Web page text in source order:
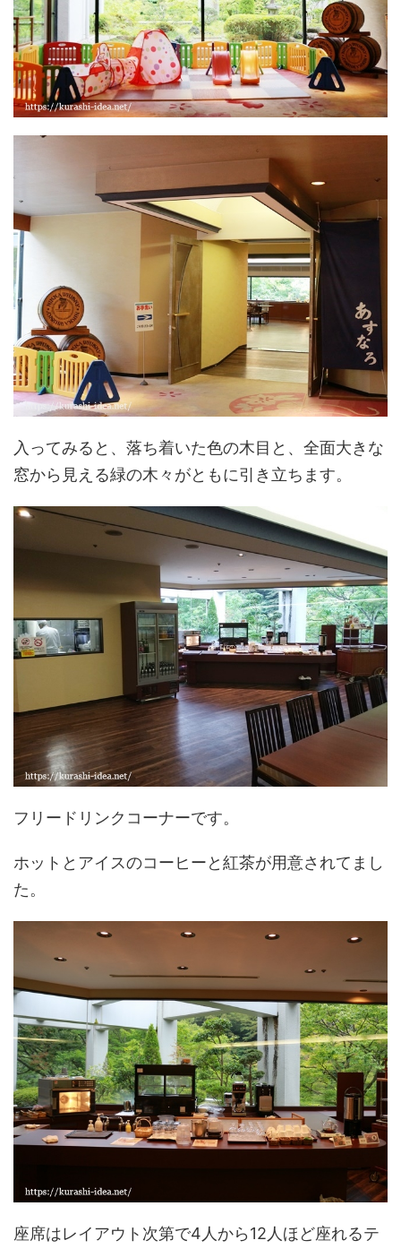
入ってみると、落ち着いた色の木目と、全面大きな
窓から見える緑の木々がともに引き立ちます。
フリードリンクコーナーです。
ホットとアイスのコーヒーと紅茶が用意されてまし
た。
座席はレイアウト次第で4人から12人ほど座れるテ